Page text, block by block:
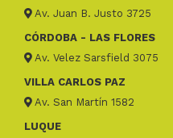
Av. Juan B. Justo 3725
CÓRDOBA - LAS FLORES
Av. Velez Sarsfield 3075
VILLA CARLOS PAZ
Av. San Martín 1582
LUQUE